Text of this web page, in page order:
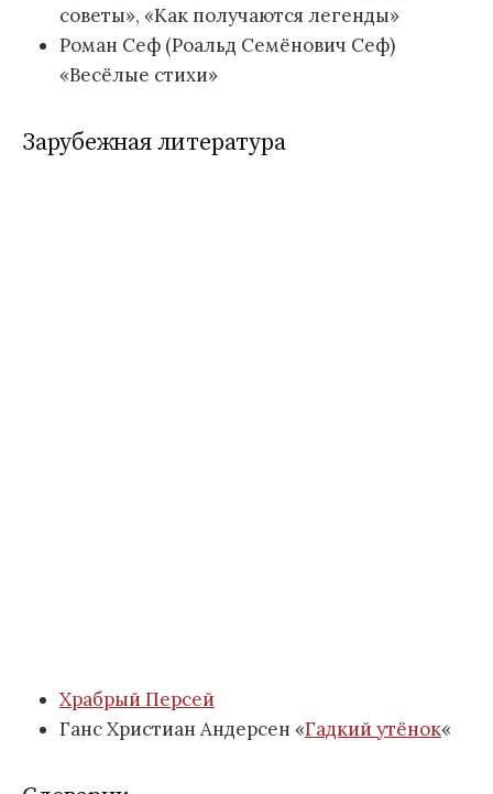
советы», «Как получаются легенды»
Роман Сеф (Роальд Семёнович Сеф)
«Весёлые стихи»
Зарубежная литература
Храбрый Персей
Ганс Христиан Андерсен «Гадкий утёнок«